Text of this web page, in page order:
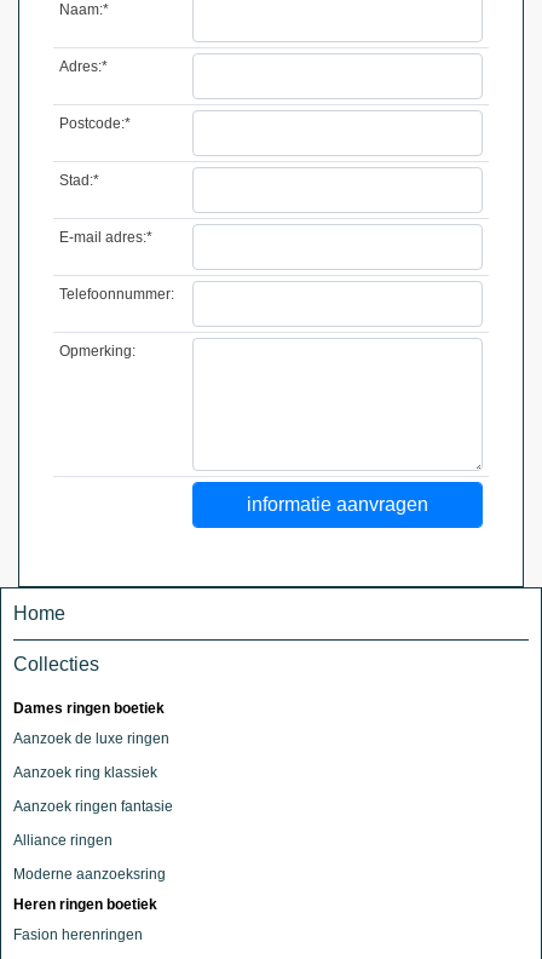
Naam:*
Adres:*
Postcode:*
Stad:*
E-mail adres:*
Telefoonnummer:
Opmerking:
Home
Collecties
Dames ringen boetiek
Aanzoek de luxe ringen
Aanzoek ring klassiek
Aanzoek ringen fantasie
Alliance ringen
Moderne aanzoeksring
Heren ringen boetiek
Fasion herenringen